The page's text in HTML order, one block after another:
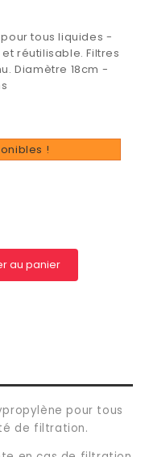
tous liquides -
réutilisable. Filtres
Diamètre 18cm -
!
au panier
pour tous
de filtration.